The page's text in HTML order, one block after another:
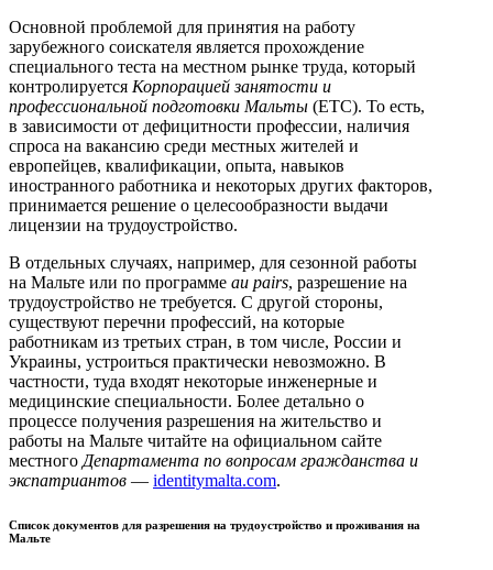
Основной проблемой для принятия на работу
зарубежного соискателя является прохождение
специального теста на местном рынке труда, который
контролируется Корпорацией занятости и
профессиональной подготовки Мальты (ETC). То есть,
в зависимости от дефицитности профессии, наличия
спроса на вакансию среди местных жителей и
европейцев, квалификации, опыта, навыков
иностранного работника и некоторых других факторов,
принимается решение о целесообразности выдачи
лицензии на трудоустройство.
В отдельных случаях, например, для сезонной работы
на Мальте или по программе au pairs, разрешение на
трудоустройство не требуется. С другой стороны,
существуют перечни профессий, на которые
работникам из третьих стран, в том числе, России и
Украины, устроиться практически невозможно. В
частности, туда входят некоторые инженерные и
медицинские специальности. Более детально о
процессе получения разрешения на жительство и
работы на Мальте читайте на официальном сайте
местного Департамента по вопросам гражданства и
экспатриантов — identitymalta.com.
Список документов для разрешения на трудоустройство и проживания на
Мальте